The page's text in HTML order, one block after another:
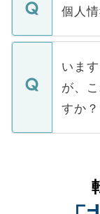
■応募
関を公
に、医
みを人
ています
ん。ま
定を承
の辞退
個人
個人情
で、ご
などで
ご本人
支援を
ている
は、個
管理基
いま
が、
すか？
かがい
経験を